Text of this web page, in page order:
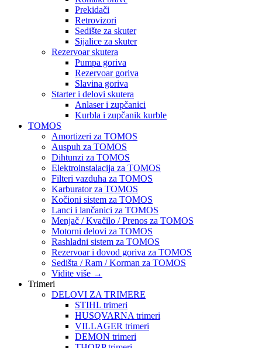
Prekidači
Retrovizori
Sedište za skuter
Sijalice za skuter
Rezervoar skutera
Pumpa goriva
Rezervoar goriva
Slavina goriva
Starter i delovi skutera
Anlaser i zupčanici
Kurbla i zupčanik kurble
TOMOS
Amortizeri za TOMOS
Auspuh za TOMOS
Dihtunzi za TOMOS
Elektroinstalacija za TOMOS
Filteri vazduha za TOMOS
Karburator za TOMOS
Kočioni sistem za TOMOS
Lanci i lančanici za TOMOS
Menjač / Kvačilo / Prenos za TOMOS
Motorni delovi za TOMOS
Rashladni sistem za TOMOS
Rezervoar i dovod goriva za TOMOS
Sedišta / Ram / Korman za TOMOS
Vidite više →
Trimeri
DELOVI ZA TRIMERE
STIHL trimeri
HUSQVARNA trimeri
VILLAGER trimeri
DEMON trimeri